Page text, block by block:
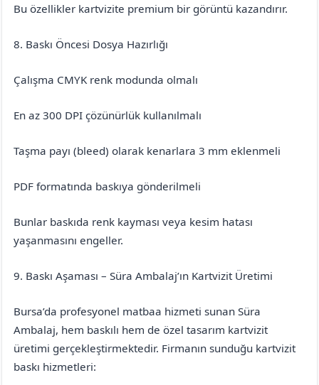
Bu özellikler kartvizite premium bir görüntü kazandırır.
8. Baskı Öncesi Dosya Hazırlığı
Çalışma CMYK renk modunda olmalı
En az 300 DPI çözünürlük kullanılmalı
Taşma payı (bleed) olarak kenarlara 3 mm eklenmeli
PDF formatında baskıya gönderilmeli
Bunlar baskıda renk kayması veya kesim hatası
yaşanmasını engeller.
9. Baskı Aşaması – Süra Ambalaj’ın Kartvizit Üretimi
Bursa’da profesyonel matbaa hizmeti sunan Süra
Ambalaj, hem baskılı hem de özel tasarım kartvizit
üretimi gerçekleştirmektedir. Firmanın sunduğu kartvizit
baskı hizmetleri: